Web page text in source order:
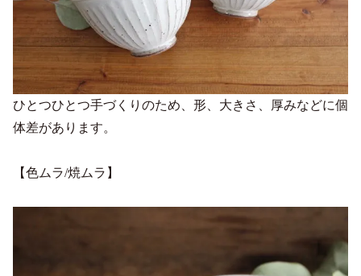
ひとつひとつ手づくりのため、形、大きさ、厚みなどに個
体差があります。
【色ムラ/焼ムラ】